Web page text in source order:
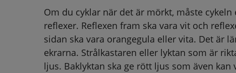
Om du cyklar när det är mörkt, måste
reflexer. Reflexen fram ska vara vit och
sidan ska vara orangegula eller vita. Det är
ekrarna. Strålkastaren eller lyktan som är
ljus. Baklyktan ska ge rött ljus som även kan